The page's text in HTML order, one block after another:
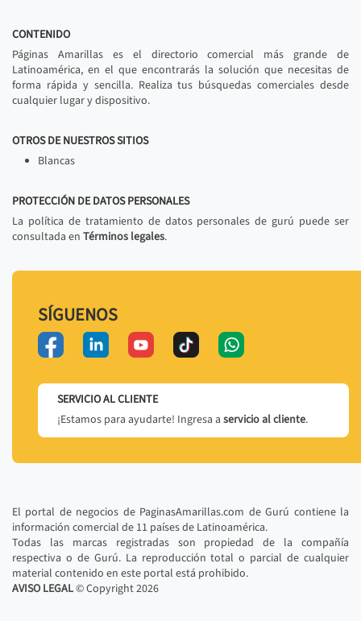
CONTENIDO
Páginas Amarillas es el directorio comercial más grande de
Latinoamérica, en el que encontrarás la solución que necesitas de
forma rápida y sencilla. Realiza tus búsquedas comerciales desde
cualquier lugar y dispositivo.
OTROS DE NUESTROS SITIOS
Blancas
PROTECCIÓN DE DATOS PERSONALES
La política de tratamiento de datos personales de gurú puede ser
consultada en Términos legales.
SÍGUENOS
SERVICIO AL CLIENTE
¡Estamos para ayudarte! Ingresa a servicio al cliente.
El portal de negocios de PaginasAmarillas.com de Gurú contiene la
información comercial de 11 países de Latinoamérica.
Todas las marcas registradas son propiedad de la compañía
respectiva o de Gurú. La reproducción total o parcial de cualquier
material contenido en este portal está prohibido.
AVISO LEGAL© Copyright2026